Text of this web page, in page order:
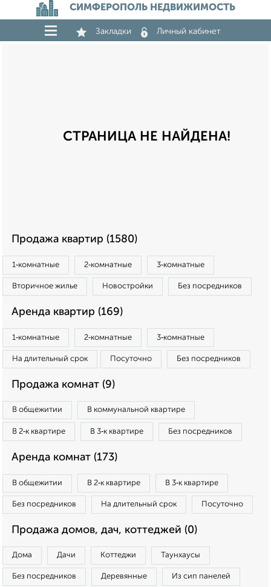
СИМФЕРОПОЛЬ НЕДВИЖИМОСТЬ
Закладки Личный кабинет
СТРАНИЦА НЕ НАЙДЕНА!
Продажа квартир (1580)
1‑комнатные 2‑комнатные 3‑комнатные
Вторичное жилье Новостройки Без посредников
Аренда квартир (169)
1‑комнатные 2‑комнатные 3‑комнатные
На длительный срок Посуточно Без посредников
Продажа комнат (9)
В общежитии В коммунальной квартире
В 2‑к квартире В 3‑к квартире Без посредников
Аренда комнат (173)
В общежитии В 2‑к квартире В 3‑к квартире
Без посредников На длительный срок Посуточно
Продажа домов, дач, коттеджей (0)
Дома Дачи Коттеджи Таунхаусы
Без посредников Деревянные Из сип панелей